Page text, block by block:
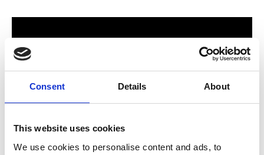
Consent Details About
This website uses cookies
We use cookies to personalise content and ads, to